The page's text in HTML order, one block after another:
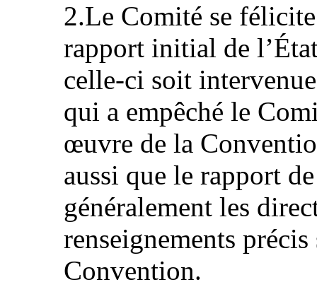
2.Le Comité se
rapport initial de
celle-ci soit
qui a empêché le
œuvre de la
aussi que le rapport
généralement les
renseignements
Convention.